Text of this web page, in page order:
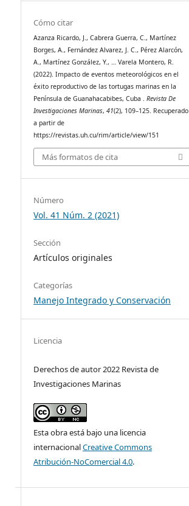
Cómo citar
Azanza Ricardo, J., Cabrera Guerra, C., Martínez
Borges, A., Fernández Alvarez, J. C., Pérez Alarcón,
A., Martínez González, Y., … Varela Montero, R.
(2022). Impacto de eventos meteorológicos en el
éxito reproductivo de las tortugas marinas en la
Península de Guanahacabibes, Cuba .Revista De
Investigaciones Marinas,41(2), 109–125. Recuperado
a partir de
https://revistas.uh.cu/rim/article/view/151
Más formatos de cita
Número
Vol. 41 Núm. 2 (2021)
Sección
Artículos originales
Categorías
Manejo Integrado y Conservación
Licencia
Derechos de autor 2022 Revista de
Investigaciones Marinas
Esta obra está bajo una licencia
internacionalCreative Commons
Atribución-NoComercial 4.0.